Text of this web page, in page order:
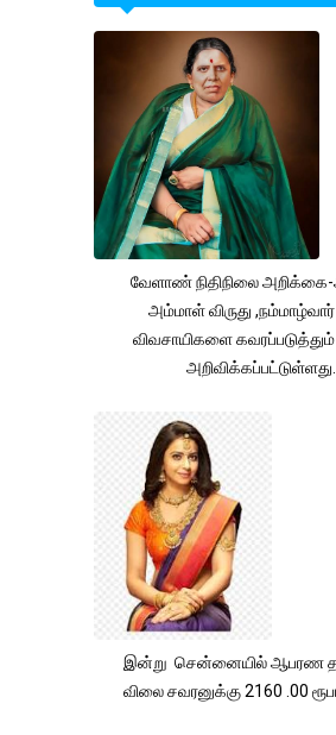
வேளாண் நிதிநிலை
அம்மாள் விருது ,நம்மாழ்வார்
விவசாயிகளை
அறிவிக்கப்பட்டுள்ளது...
இன்று சென்னையில் ஆபரண
விலை சவரனுக்கு 2160 .00